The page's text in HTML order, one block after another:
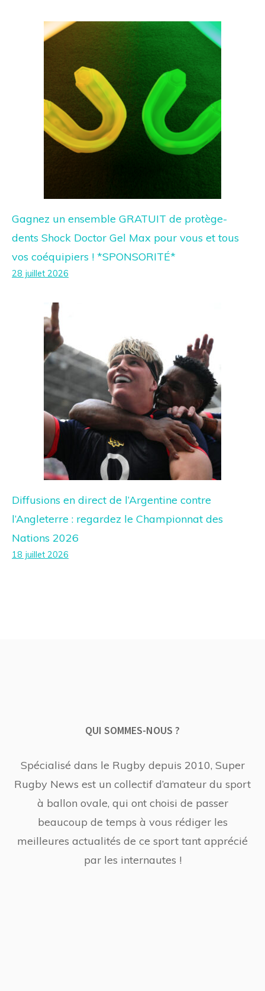
Gagnez un ensemble GRATUIT de protège-
dents Shock Doctor Gel Max pour vous et tous
vos coéquipiers ! *SPONSORITÉ*
28 juillet 2026
Diffusions en direct de l’Argentine contre
l’Angleterre : regardez le Championnat des
Nations 2026
18 juillet 2026
QUI SOMMES-NOUS ?
Spécialisé dans le Rugby depuis 2010, Super
Rugby News est un collectif d’amateur du sport
à ballon ovale, qui ont choisi de passer
beaucoup de temps à vous rédiger les
meilleures actualités de ce sport tant apprécié
par les internautes !